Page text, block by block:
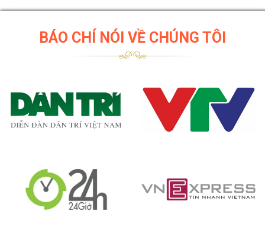
BÁO CHÍ NÓI VỀ CHÚNG TÔI